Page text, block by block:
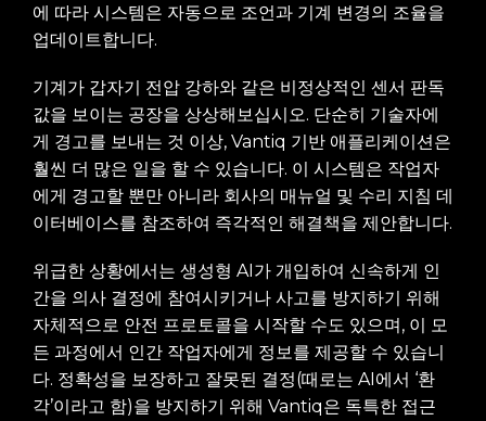
에 따라 시스템은 자동으로 조언과 기계 변경의 조율을
업데이트합니다.
기계가 갑자기 전압 강하와 같은 비정상적인 센서 판독
값을 보이는 공장을 상상해보십시오. 단순히 기술자에
게 경고를 보내는 것 이상, Vantiq 기반 애플리케이션은
훨씬 더 많은 일을 할 수 있습니다. 이 시스템은 작업자
에게 경고할 뿐만 아니라 회사의 매뉴얼 및 수리 지침 데
이터베이스를 참조하여 즉각적인 해결책을 제안합니다.
위급한 상황에서는 생성형 AI가 개입하여 신속하게 인
간을 의사 결정에 참여시키거나 사고를 방지하기 위해
자체적으로 안전 프로토콜을 시작할 수도 있으며, 이 모
든 과정에서 인간 작업자에게 정보를 제공할 수 있습니
다. 정확성을 보장하고 잘못된 결정(때로는 AI에서 ‘환
각’이라고 함)을 방지하기 위해 Vantiq은 독특한 접근